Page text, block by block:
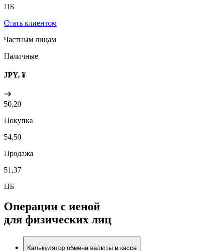
ЦБ
Стать клиентом
Частным лицам
Наличные
JPY, ¥
50,20
Покупка
54,50
Продажа
51,37
ЦБ
Операции с иеной
для физических лиц
Калькулятор обмена валюты в кассе